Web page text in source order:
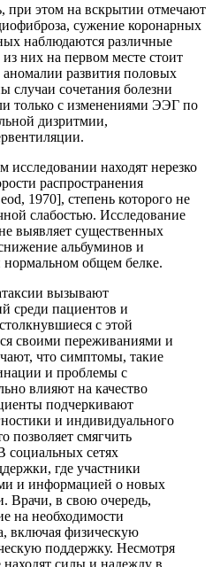
при этом на вскрытии отмечают
сужение коронарных
наблюдаются различные
них на первом месте стоит
развития половых
случаи сочетания болезни
только с изменениями ЭЭГ по
дизритмии,
исследовании находят нерезко
распространения
1970], степень которого не
слабостью. Исследование
выявляет существенных
альбуминов и
нормальном общем белке.
вызывают
среди пациентов и
с этой
своими переживаниями и
что симптомы, такие
и проблемы с
влияют на качество
подчеркивают
и индивидуального
позволяет смягчить
социальных сетях
где участники
и информацией о новых
Врачи, в свою очередь,
на необходимости
включая физическую
поддержку. Несмотря
силы и надежду в